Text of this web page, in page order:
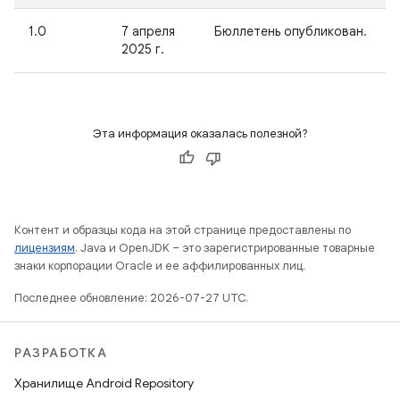
1.0
7 апреля
2025 г.
Бюллетень опубликован.
Эта информация оказалась полезной?
Контент и образцы кода на этой странице предоставлены по
лицензиям. Java и OpenJDK – это зарегистрированные товарные
знаки корпорации Oracle и ее аффилированных лиц.
Последнее обновление: 2026-07-27 UTC.
РАЗРАБОТКА
Хранилище Android Repository